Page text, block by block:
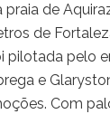
praia de
de
pilotada pelo
e
Com